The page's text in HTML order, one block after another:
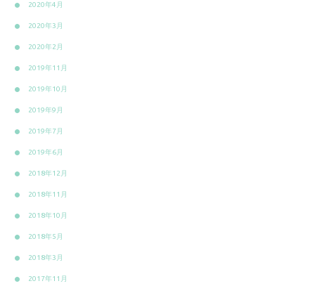
2020年4月
2020年3月
2020年2月
2019年11月
2019年10月
2019年9月
2019年7月
2019年6月
2018年12月
2018年11月
2018年10月
2018年5月
2018年3月
2017年11月